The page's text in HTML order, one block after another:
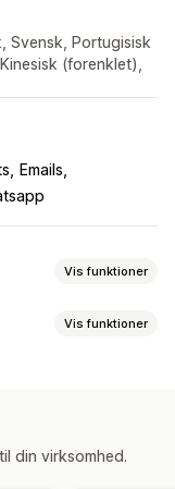
Svensk, Portugisisk
(forenklet),
Emails
Vis funktioner
Vis funktioner
din virksomhed.